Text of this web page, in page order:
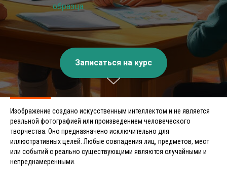
образца
Записаться на курс
Изображение создано искусственным интеллектом и не является
реальной фотографией или произведением человеческого
творчества. Оно предназначено исключительно для
иллюстративных целей. Любые совпадения лиц, предметов, мест
или событий с реально существующими являются случайными и
непреднамеренными.